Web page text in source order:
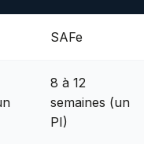
SAFe
8 à 12
semaines (un
PI)